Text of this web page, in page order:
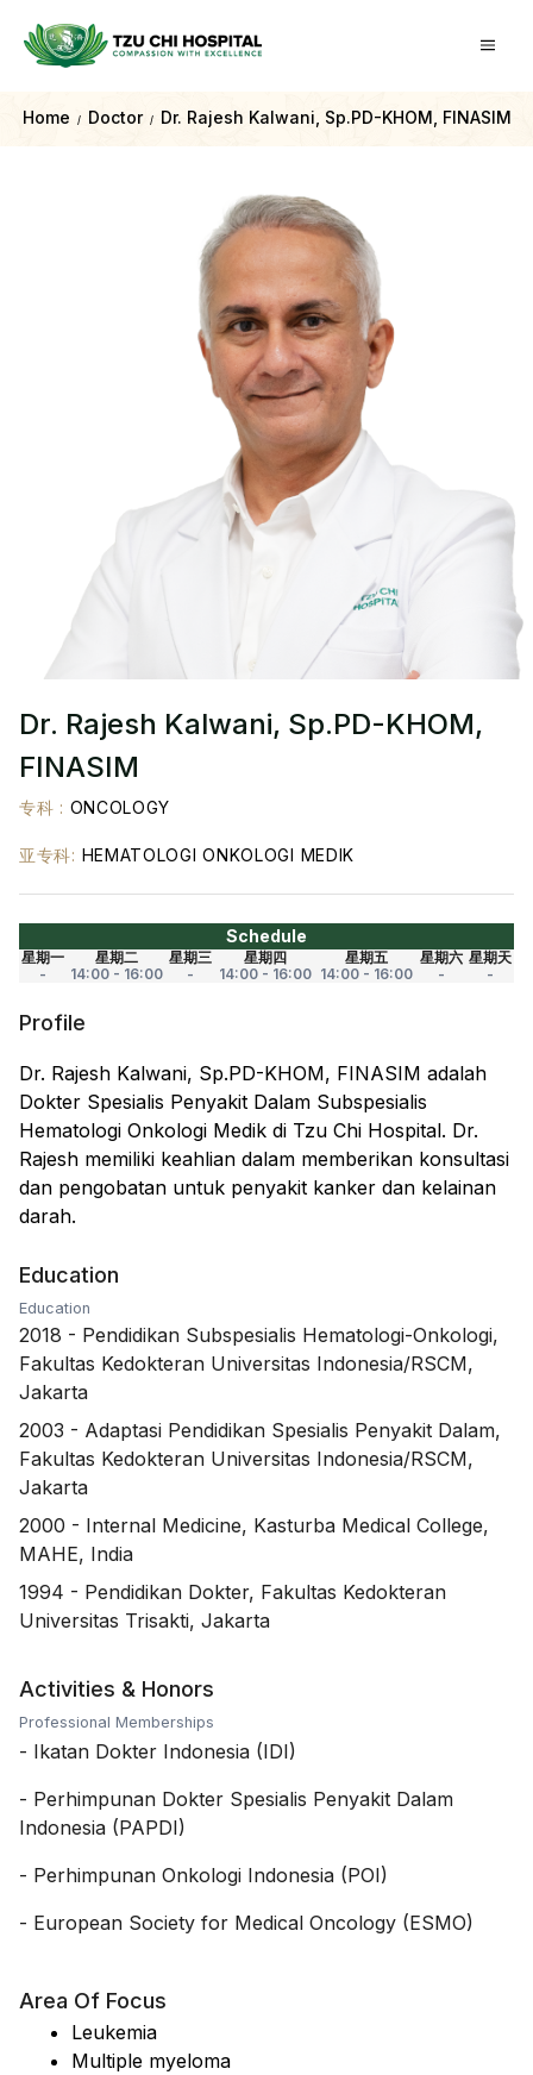
Home / Doctor / Dr. Rajesh Kalwani, Sp.PD-KHOM, FINASIM
Dr. Rajesh Kalwani, Sp.PD-KHOM,
FINASIM
专科 : ONCOLOGY
亚专科: HEMATOLOGI ONKOLOGI MEDIK
Schedule
星期一 星期二 星期三 星期四 星期五 星期六 星期天
-
14:00 - 16:00 - 14:00 - 16:00 14:00 - 16:00 - -
Profile
Dr. Rajesh Kalwani, Sp.PD-KHOM, FINASIM adalah
Dokter Spesialis Penyakit Dalam Subspesialis
Hematologi Onkologi Medik di Tzu Chi Hospital. Dr.
Rajesh memiliki keahlian dalam memberikan konsultasi
dan pengobatan untuk penyakit kanker dan kelainan
darah.
Education
Education
2018 - Pendidikan Subspesialis Hematologi-Onkologi,
Fakultas Kedokteran Universitas Indonesia/RSCM,
Jakarta
2003 - Adaptasi Pendidikan Spesialis Penyakit Dalam,
Fakultas Kedokteran Universitas Indonesia/RSCM,
Jakarta
2000 - Internal Medicine, Kasturba Medical College,
MAHE, India
1994 - Pendidikan Dokter, Fakultas Kedokteran
Universitas Trisakti, Jakarta
Activities & Honors
Professional Memberships
- Ikatan Dokter Indonesia (IDI)
- Perhimpunan Dokter Spesialis Penyakit Dalam
Indonesia (PAPDI)
- Perhimpunan Onkologi Indonesia (POI)
- European Society for Medical Oncology (ESMO)
Area Of Focus
Leukemia
Multiple myeloma